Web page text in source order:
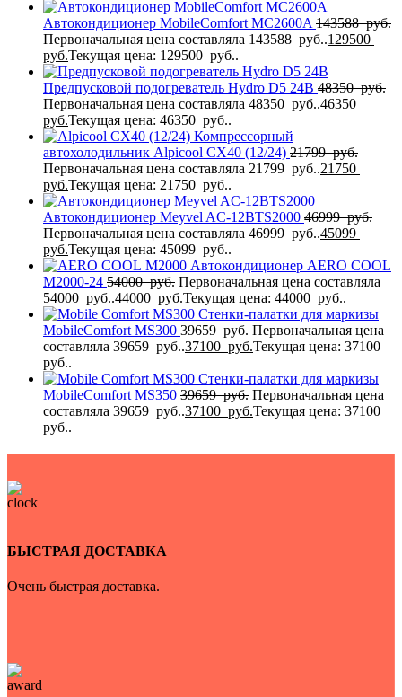
Автокондиционер MobileComfort MC2600A 143588руб.
Первоначальная цена составляла 143588 руб..129500
руб.Текущая цена: 129500 руб..
Предпусковой подогреватель Hydro D5 24В 48350руб.
Первоначальная цена составляла 48350 руб..46350
руб.Текущая цена: 46350 руб..
Компрессорный
автохолодильник Alpicool CX40 (12/24) 21799руб.
Первоначальная цена составляла 21799 руб..21750
руб.Текущая цена: 21750 руб..
Автокондиционер Meyvel AC-12BTS2000 46999руб.
Первоначальная цена составляла 46999 руб..45099
руб.Текущая цена: 45099 руб..
Автокондиционер AERO COOL
M2000-24 54000руб. Первоначальная цена составляла
54000 руб..44000 руб.Текущая цена: 44000 руб..
Стенки-палатки для маркизы
MobileComfort МS300 39659руб. Первоначальная цена
составляла 39659 руб..37100 руб.Текущая цена: 37100
руб..
Стенки-палатки для маркизы
MobileComfort MS350 39659руб. Первоначальная цена
составляла 39659 руб..37100 руб.Текущая цена: 37100
руб..
БЫСТРАЯ ДОСТАВКА
Очень быстрая доставка.